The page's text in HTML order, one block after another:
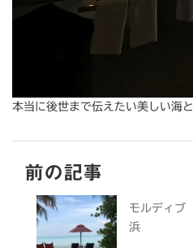
本当に後世まで伝えたい美しい海
前の記事
モルディブ
浜